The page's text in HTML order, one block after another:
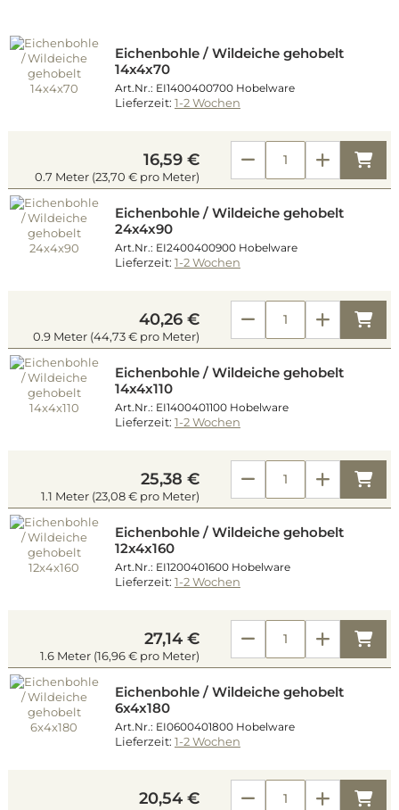
Eichenbohle / Wildeiche gehobelt
14x4x70
Art.Nr.: EI1400400700 Hobelware
Lieferzeit: 1-2 Wochen
16,59 €
0.7 Meter (23,70 € pro Meter)
Eichenbohle / Wildeiche gehobelt
24x4x90
Art.Nr.: EI2400400900 Hobelware
Lieferzeit: 1-2 Wochen
40,26 €
0.9 Meter (44,73 € pro Meter)
Eichenbohle / Wildeiche gehobelt
14x4x110
Art.Nr.: EI1400401100 Hobelware
Lieferzeit: 1-2 Wochen
25,38 €
1.1 Meter (23,08 € pro Meter)
Eichenbohle / Wildeiche gehobelt
12x4x160
Art.Nr.: EI1200401600 Hobelware
Lieferzeit: 1-2 Wochen
27,14 €
1.6 Meter (16,96 € pro Meter)
Eichenbohle / Wildeiche gehobelt
6x4x180
Art.Nr.: EI0600401800 Hobelware
Lieferzeit: 1-2 Wochen
20,54 €